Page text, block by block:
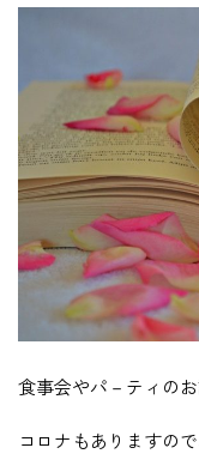
食事会やパ－ティの
コロナもありますの